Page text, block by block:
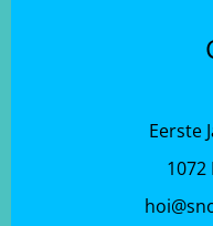
Eerste